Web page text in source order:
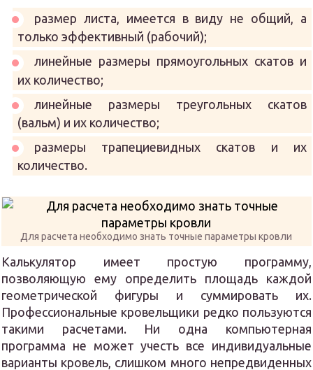
размер листа, имеется в виду не общий, а
только эффективный (рабочий);
линейные размеры прямоугольных скатов и
их количество;
линейные размеры треугольных скатов
(вальм) и их количество;
размеры трапециевидных скатов и их
количество.
Для расчета необходимо знать точные параметры кровли
Калькулятор имеет простую программу,
позволяющую ему определить площадь каждой
геометрической фигуры и суммировать их.
Профессиональные кровельщики редко пользуются
такими расчетами. Ни одна компьютерная
программа не может учесть все индивидуальные
варианты кровель, слишком много непредвиденных